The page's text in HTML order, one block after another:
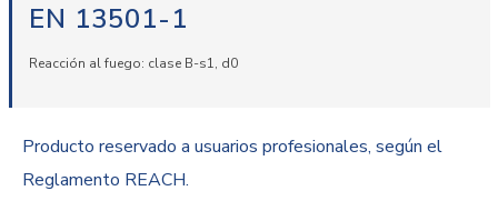
EN 13501-1
Reacción al fuego: clase B-s1, d0
Producto reservado a usuarios profesionales, según el
Reglamento REACH.